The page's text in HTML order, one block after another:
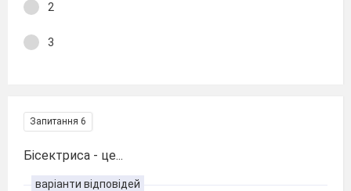
2
3
Запитання 6
Бісектриса - це...
варіанти відповідей